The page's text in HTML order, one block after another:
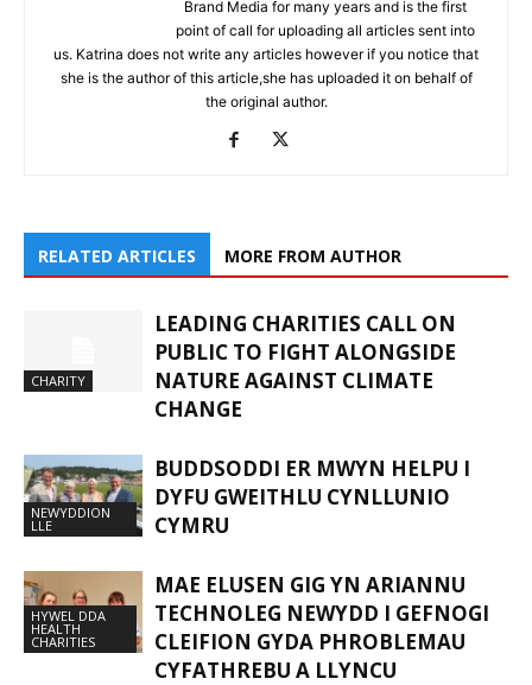
Brand Media for many years and is the first
point of call for uploading all articles sent into
us. Katrina does not write any articles however if you notice that
she is the author of this article,she has uploaded it on behalf of
the original author.
RELATED ARTICLES MORE FROM AUTHOR
CHARITY
LEADING CHARITIES CALL ON
PUBLIC TO FIGHT ALONGSIDE
NATURE AGAINST CLIMATE
CHANGE
NEWYDDION
LLE
BUDDSODDI ER MWYN HELPU I
DYFU GWEITHLU CYNLLUNIO
CYMRU
HYWEL DDA
HEALTH
CHARITIES
MAE ELUSEN GIG YN ARIANNU
TECHNOLEG NEWYDD I GEFNOGI
CLEIFION GYDA PHROBLEMAU
CYFATHREBU A LLYNCU